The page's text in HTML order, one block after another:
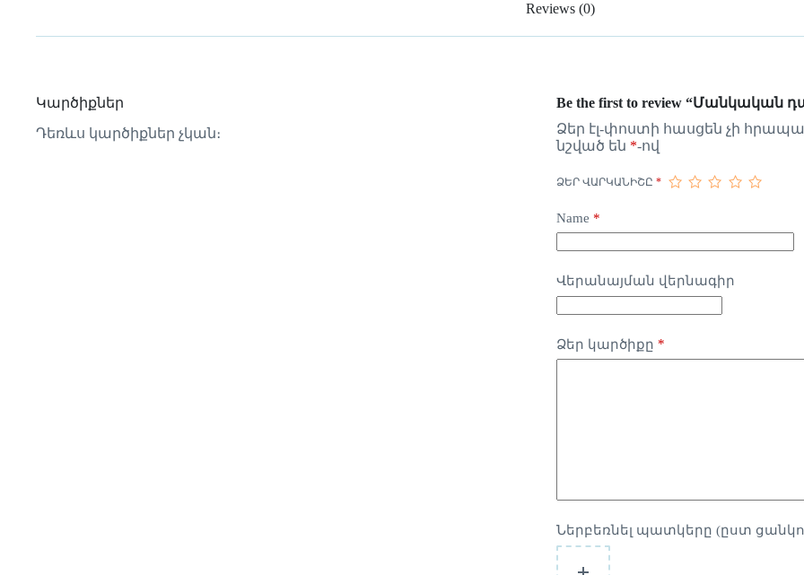
Reviews (0)
Կարծիքներ
Դեռևս կարծիքներ չկան։
Be the first to review “Մանկական
Ձեր էլ-փոստի հասցեն չի
նշված են *-ով
ՁԵՐ ՎԱՐԿԱՆԻՇԸ *
Name *
Վերանայման վերնագիր
Ձեր կարծիքը *
Ներբեռնել պատկերը (ըստ